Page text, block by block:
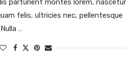
parturient montes lorem, nascetur
felis, ultricies nec, pellentesque
…